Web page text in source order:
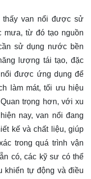
thấy van nổi được sử
mưa, từ đó tạo nguồn
sử dụng nước bền
lượng tái tạo, đặc
được ứng dụng để
làm mát, tối ưu hiệu
trọng hơn, với xu
nay, van nổi đang
kế và chất liệu, giúp
trong quá trình vận
có, các kỹ sư có thể
khiển tự động và điều